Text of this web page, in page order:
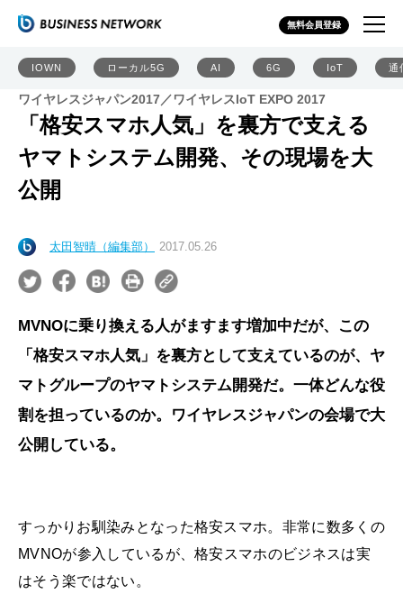
無料会員登録
IOWN ローカル5G AI 6G IoT 通
ワイヤレスジャパン2017／ワイヤレスIoT EXPO 2017
「格安スマホ人気」を裏方で支える
ヤマトシステム開発、その現場を大
公開
太田智晴（編集部） 2017.05.26
MVNOに乗り換える人がますます増加中だが、この
「格安スマホ人気」を裏方として支えているのが、ヤ
マトグループのヤマトシステム開発だ。一体どんな役
割を担っているのか。ワイヤレスジャパンの会場で大
公開している。
すっかりお馴染みとなった格安スマホ。非常に数多くの
MVNOが参入しているが、格安スマホのビジネスは実
はそう楽ではない。